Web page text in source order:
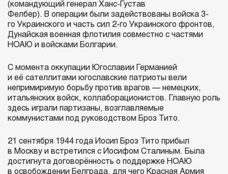
(командующий генерал Ханс-Густав
Фелбер). В операции были задействованы войска 3-
го Украинского и часть сил 2-го Украинского фронтов,
Дунайская военная флотилия совместно с частями
НОАЮ и войсками Болгарии.
С момента оккупации Югославии Германией
и её сателлитами югославские патриоты вели
непримиримую борьбу против врагов — немецких,
итальянских войск, коллаборационистов. Главную роль
здесь играли партизаны, возглавляемые
коммунистами под руководством Броз Тито.
21 сентября 1944 года Иосип Броз Тито прибыл
в Москву и встретился с Иосифом Сталиным. Была
достигнута договорённость о поддержке НОАЮ
в освобождении Белграда, для чего Красная Армия